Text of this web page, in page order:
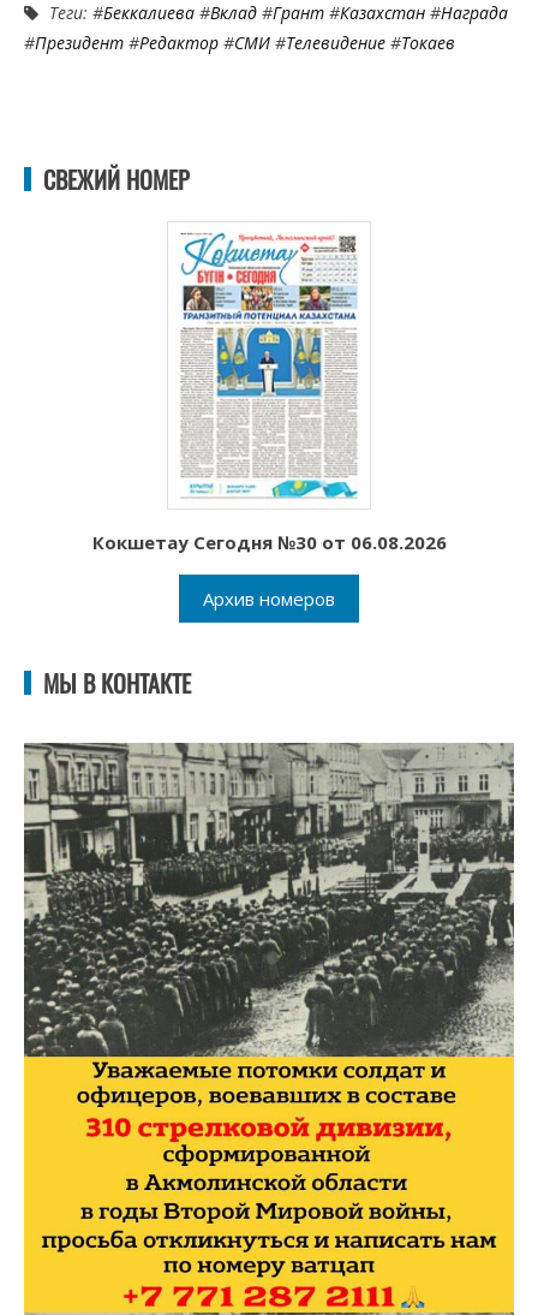
Теги: #Беккалиева #Вклад #Грант #Казахстан #Награда
#Президент #Редактор #СМИ #Телевидение #Токаев
СВЕЖИЙ НОМЕР
Кокшетау Сегодня №30 от 06.08.2026
Архив номеров
МЫ В КОНТАКТЕ